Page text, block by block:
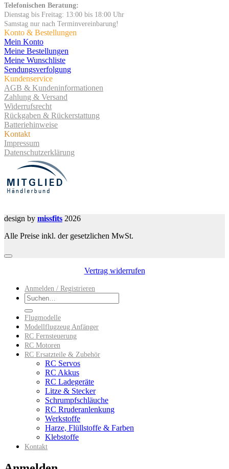
Telefonischen Beratung:
Dienstag bis Freitag: 13:00 bis 18:00 Uhr
Samstag nur nach Terminvereinbarung!
Konto & Bestellungen
Mein Konto
Meine Bestellungen
Meine Wunschliste
Sendungsverfolgung
Kundenservice
AGB & Kundeninformationen
Zahlung & Versand
Widerrufsrecht
Rückgaben & Rückerstattung
Batteriehinweise
Kontakt
Impressum
Datenschutzerklärung
design by missfits 2026
Alle Preise inkl. der gesetzlichen MwSt.
Vertrag widerrufen
Anmelden / Registrieren
Suchen
nach:
Flugmodelle
Modellflugzeug Anfänger
RC Fernsteuerung
RC Motoren
RC Ersatzteile & Zubehör
RC Servos
RC Akkus
RC Ladegeräte
Litze & Stecker
Schrumpfschläuche
RC Rruderanlenkung
Werkstoffe
Harze, Flüllstoffe & Farben
Klebstoffe
Kontakt